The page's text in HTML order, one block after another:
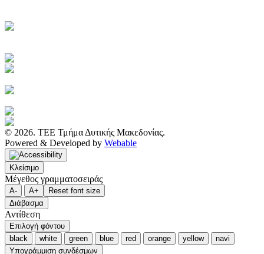
© 2026. ΤΕΕ Τμήμα Δυτικής Μακεδονίας.
Powered & Developed by Webable
Κλείσιμο
Μέγεθος γραμματοσειράς
A- A+
Reset font size
Διάβασμα
Αντίθεση
Επιλογή φόντου
black
white green blue red orange yellow
navi
Υπογράμμιση συνδέσμων